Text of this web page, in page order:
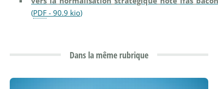
(PDF- 90.9 kio)
Dans la même rubrique